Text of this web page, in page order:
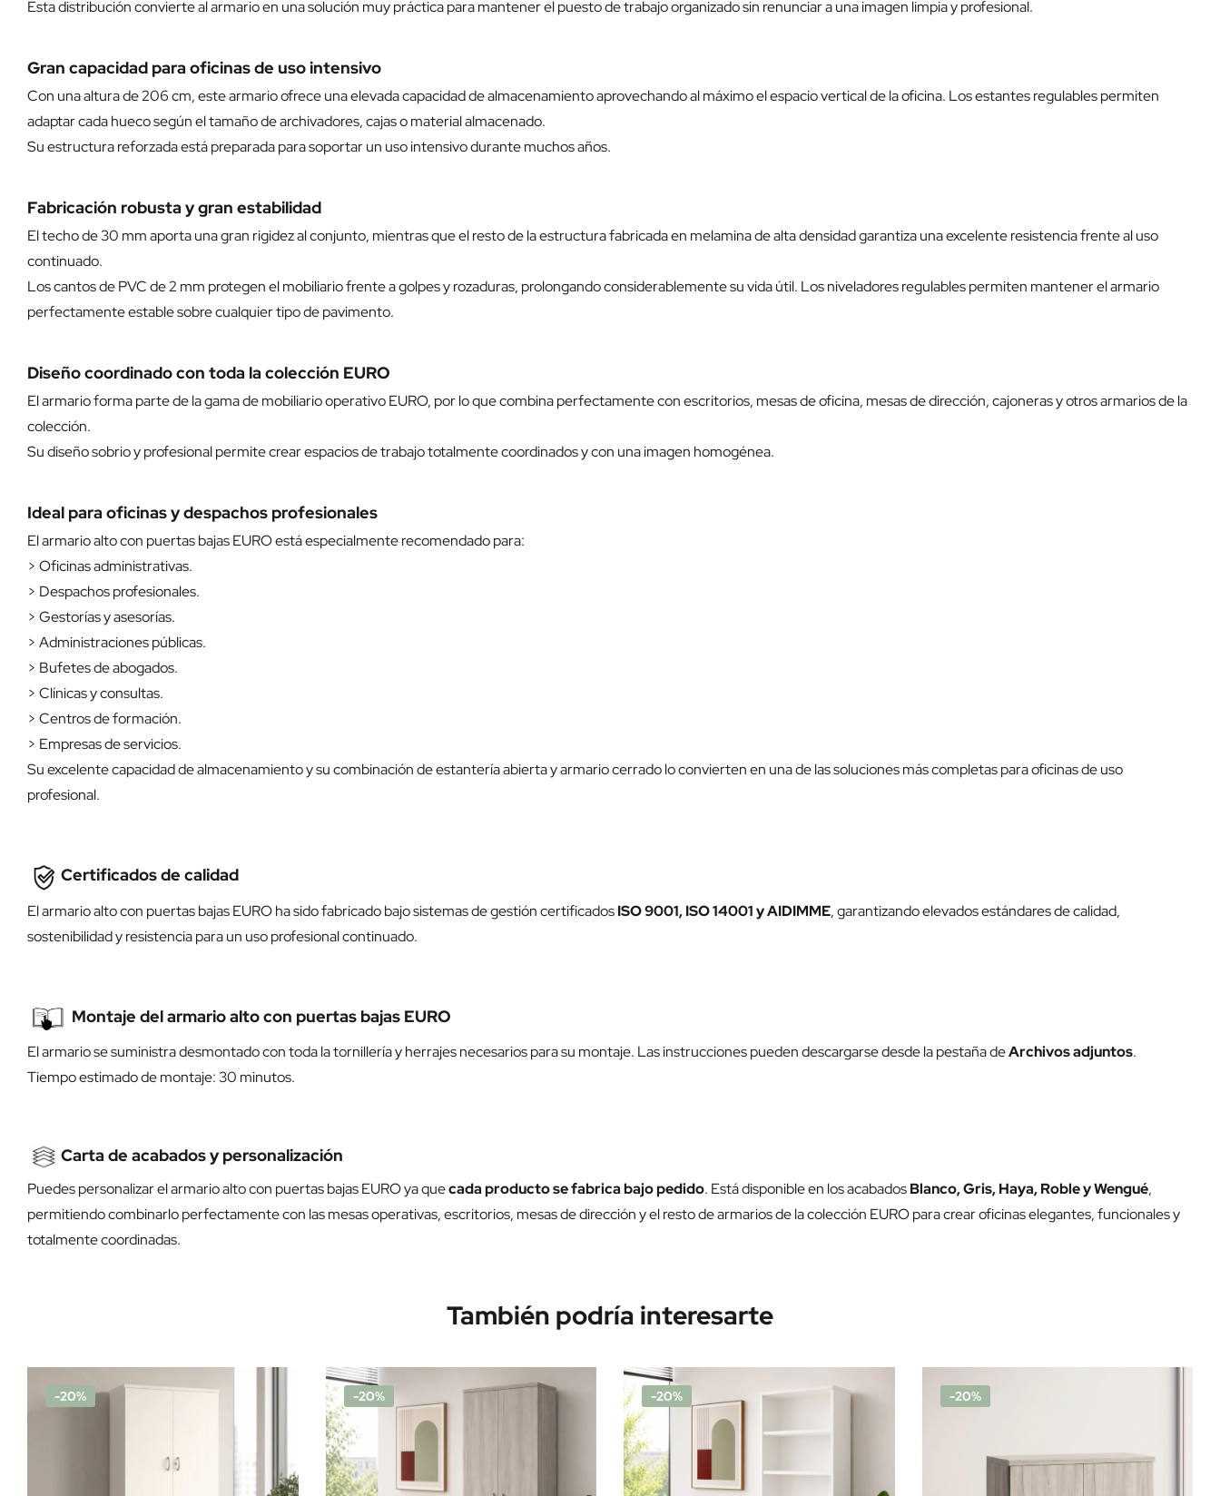
Esta distribución convierte al armario en una solución muy práctica para mantener el puesto de trabajo organizado sin renunciar a una imagen limpia y profesional.
Gran capacidad para oficinas de uso intensivo
Con una altura de 206 cm, este armario ofrece una elevada capacidad de almacenamiento aprovechando al máximo el espacio vertical de la oficina. Los estantes regulables permiten
adaptar cada hueco según el tamaño de archivadores, cajas o material almacenado.
Su estructura reforzada está preparada para soportar un uso intensivo durante muchos años.
Fabricación robusta y gran estabilidad
El techo de 30 mm aporta una gran rigidez al conjunto, mientras que el resto de la estructura fabricada en melamina de alta densidad garantiza una excelente resistencia frente al uso
continuado.
Los cantos de PVC de 2 mm protegen el mobiliario frente a golpes y rozaduras, prolongando considerablemente su vida útil. Los niveladores regulables permiten mantener el armario
perfectamente estable sobre cualquier tipo de pavimento.
Diseño coordinado con toda la colección EURO
El armario forma parte de la gama de mobiliario operativo EURO, por lo que combina perfectamente con escritorios, mesas de oficina, mesas de dirección, cajoneras y otros armarios de la
colección.
Su diseño sobrio y profesional permite crear espacios de trabajo totalmente coordinados y con una imagen homogénea.
Ideal para oficinas y despachos profesionales
El armario alto con puertas bajas EURO está especialmente recomendado para:
> Oficinas administrativas.
> Despachos profesionales.
> Gestorías y asesorías.
> Administraciones públicas.
> Bufetes de abogados.
> Clínicas y consultas.
> Centros de formación.
> Empresas de servicios.
Su excelente capacidad de almacenamiento y su combinación de estantería abierta y armario cerrado lo convierten en una de las soluciones más completas para oficinas de uso
profesional.
Certificados de calidad
El armario alto con puertas bajas EURO ha sido fabricado bajo sistemas de gestión certificadosISO 9001, ISO 14001 y AIDIMME, garantizando elevados estándares de calidad,
sostenibilidad y resistencia para un uso profesional continuado.
Montaje del armario alto con puertas bajas EURO
El armario se suministra desmontado con toda la tornillería y herrajes necesarios para su montaje. Las instrucciones pueden descargarse desde la pestaña deArchivos adjuntos.
Tiempo estimado de montaje: 30 minutos.
Carta de acabados y personalización
Puedes personalizar el armario alto con puertas bajas EURO ya quecada producto se fabrica bajo pedido. Está disponible en los acabadosBlanco, Gris, Haya, Roble y Wengué,
permitiendo combinarlo perfectamente con las mesas operativas, escritorios, mesas de dirección y el resto de armarios de la colección EURO para crear oficinas elegantes, funcionales y
totalmente coordinadas.
También podría interesarte
-20% -20% -20% -20%